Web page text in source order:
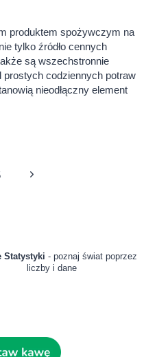
produktem spożywczym na
tylko źródło cennych
są wszechstronnie
codziennych potraw
nieodłączny element
Następna
Statystyki - poznaj świat poprzez
liczby i dane